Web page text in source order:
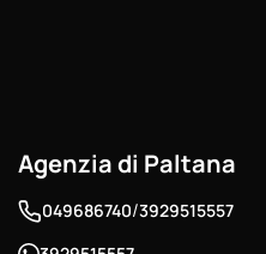
Agenzia di Paltana
049686740/3929515557